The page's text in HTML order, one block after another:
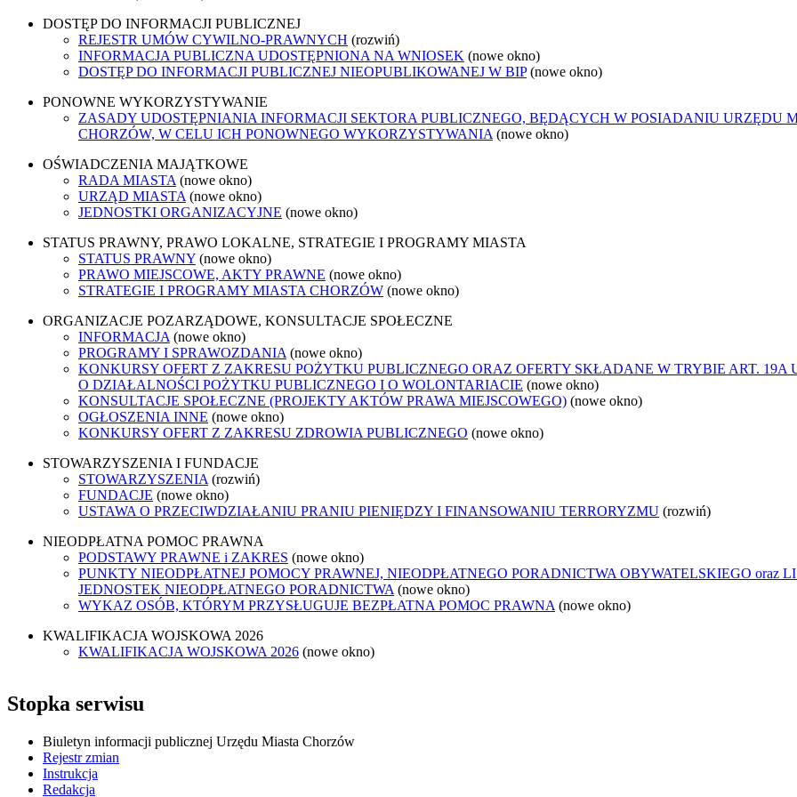
DOSTĘP DO INFORMACJI PUBLICZNEJ
REJESTR UMÓW CYWILNO-PRAWNYCH (rozwiń)
INFORMACJA PUBLICZNA UDOSTĘPNIONA NA WNIOSEK (nowe okno)
DOSTĘP DO INFORMACJI PUBLICZNEJ NIEOPUBLIKOWANEJ W BIP (nowe okno)
PONOWNE WYKORZYSTYWANIE
ZASADY UDOSTĘPNIANIA INFORMACJI SEKTORA PUBLICZNEGO, BĘDĄCYCH W POSIADANIU URZĘDU
CHORZÓW, W CELU ICH PONOWNEGO WYKORZYSTYWANIA (nowe okno)
OŚWIADCZENIA MAJĄTKOWE
RADA MIASTA (nowe okno)
URZĄD MIASTA (nowe okno)
JEDNOSTKI ORGANIZACYJNE (nowe okno)
STATUS PRAWNY, PRAWO LOKALNE, STRATEGIE I PROGRAMY MIASTA
STATUS PRAWNY (nowe okno)
PRAWO MIEJSCOWE, AKTY PRAWNE (nowe okno)
STRATEGIE I PROGRAMY MIASTA CHORZÓW (nowe okno)
ORGANIZACJE POZARZĄDOWE, KONSULTACJE SPOŁECZNE
INFORMACJA (nowe okno)
PROGRAMY I SPRAWOZDANIA (nowe okno)
KONKURSY OFERT Z ZAKRESU POŻYTKU PUBLICZNEGO ORAZ OFERTY SKŁADANE W TRYBIE ART. 19A
O DZIAŁALNOŚCI POŻYTKU PUBLICZNEGO I O WOLONTARIACIE (nowe okno)
KONSULTACJE SPOŁECZNE (PROJEKTY AKTÓW PRAWA MIEJSCOWEGO) (nowe okno)
OGŁOSZENIA INNE (nowe okno)
KONKURSY OFERT Z ZAKRESU ZDROWIA PUBLICZNEGO (nowe okno)
STOWARZYSZENIA I FUNDACJE
STOWARZYSZENIA (rozwiń)
FUNDACJE (nowe okno)
USTAWA O PRZECIWDZIAŁANIU PRANIU PIENIĘDZY I FINANSOWANIU TERRORYZMU (rozwiń)
NIEODPŁATNA POMOC PRAWNA
PODSTAWY PRAWNE i ZAKRES (nowe okno)
PUNKTY NIEODPŁATNEJ POMOCY PRAWNEJ, NIEODPŁATNEGO PORADNICTWA OBYWATELSKIEGO oraz
JEDNOSTEK NIEODPŁATNEGO PORADNICTWA (nowe okno)
WYKAZ OSÓB, KTÓRYM PRZYSŁUGUJE BEZPŁATNA POMOC PRAWNA (nowe okno)
KWALIFIKACJA WOJSKOWA 2026
KWALIFIKACJA WOJSKOWA 2026 (nowe okno)
Stopka serwisu
Biuletyn informacji publicznej Urzędu Miasta Chorzów
Rejestr zmian
Instrukcja
Redakcja